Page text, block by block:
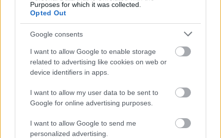
Purposes for which it was collected.
Opted Out
Google consents
I want to allow Google to enable storage
related to advertising like cookies on web or
device identifiers in apps.
I want to allow my user data to be sent to
Google for online advertising purposes.
I want to allow Google to send me
personalized advertising.
Οι μαμάκηδες του ζωδιακού: Αυτά τα ζώδια είναι
συνήθως κολλημένα στη μαμά τους
Τα 6 σημεία του σπιτιού που δεν χρειάζεται να
καθαρίζεις κάθε εβδομάδα
3-3-3 rule: Ο κανόνας που θα αλλάξει τον τρόπο